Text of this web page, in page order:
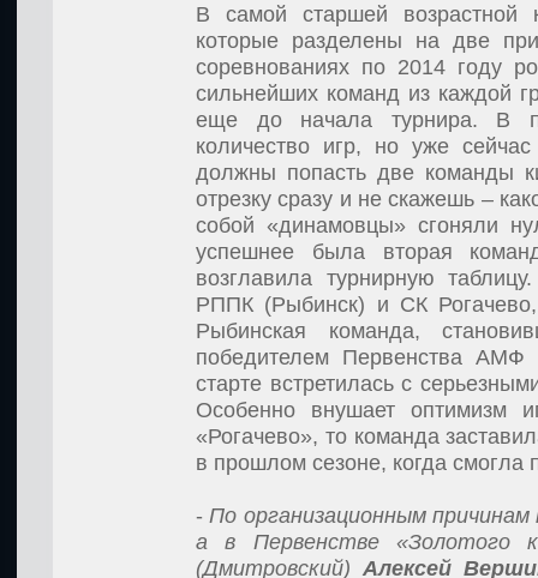
В самой старшей возрастной
которые разделены на две
соревнованиях по 2014 году
сильнейших команд из каждой
еще до начала турнира. В
количество игр, но уже
должны попасть две команды
отрезку сразу и не скажешь –
собой «динамовцы» сгоняли
успешнее была вторая
возглавила турнирную
РППК (Рыбинск) и СК
Рыбинская команда,
победителем Первенства
старте встретилась с
Особенно внушает оптимизм
«Рогачево», то команда
в прошлом сезоне, когда смогла
- По организационным
а в Первенстве «Золотого
(Дмитровский) Алексей